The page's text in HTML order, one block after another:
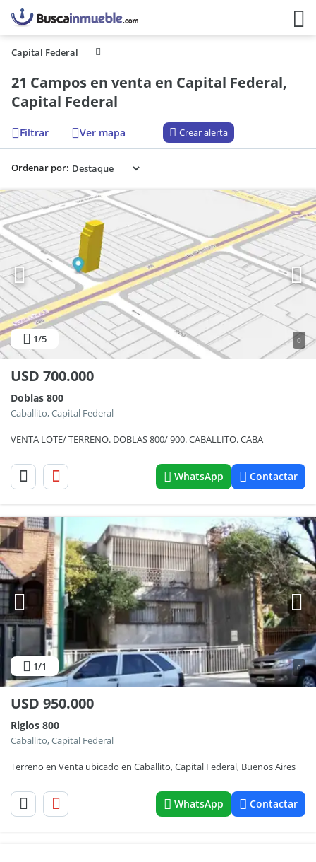
Capital Federal
21 Campos en venta en Capital Federal,
Capital Federal
Filtrar Ver mapa Crear alerta
Ordenar por:
1/5 0
USD 700.000
Doblas 800
Caballito, Capital Federal
VENTA LOTE/ TERRENO. DOBLAS 800/ 900. CABALLITO. CABA
WhatsApp Contactar
1/1 0
USD 950.000
Riglos 800
Caballito, Capital Federal
Terreno en Venta ubicado en Caballito, Capital Federal, Buenos Aires
WhatsApp Contactar